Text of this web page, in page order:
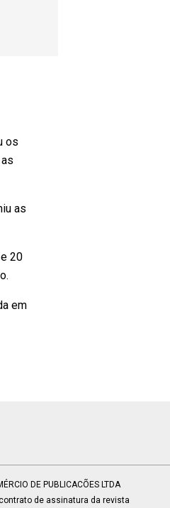
os
as
20
em
DE PUBLICACÕES LTDA
de assinatura da revista